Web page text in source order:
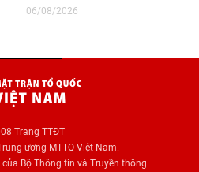
06/08/2026
Trang TTĐT
ương MTTQ Việt Nam.
Bộ Thông tin và Truyền thông.